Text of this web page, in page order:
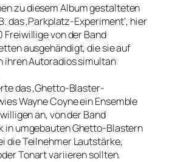
zu diesem Album gestalteten
das ‚Parkplatz-Experiment‘, hier
Freiwillige von der Band
ausgehändigt, die sie auf
ihren Autoradios simultan
das ‚Ghetto-Blaster-
Wayne Coyne ein Ensemble
an, von der Band
in umgebauten Ghetto-Blastern
die Teilnehmer Lautstärke,
Tonart variieren sollten.